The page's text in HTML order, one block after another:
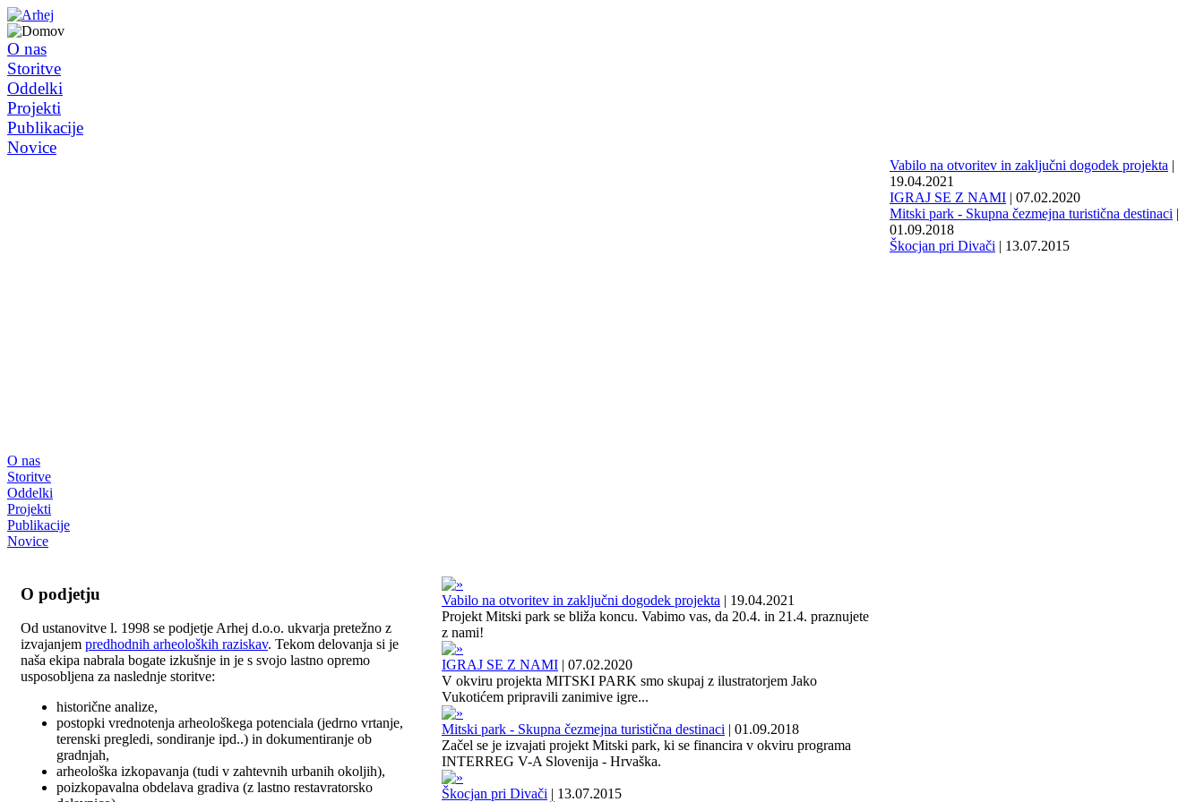
O nas
Storitve
Oddelki
Projekti
Publikacije
Novice
O nas
Storitve
Oddelki
Projekti
Publikacije
Novice
Vabilo na otvoritev in zaključni dogodek projekta |
19.04.2021
IGRAJ SE Z NAMI | 07.02.2020
Mitski park - Skupna čezmejna turistična destinaci |
01.09.2018
Škocjan pri Divači | 13.07.2015
O podjetju
Od ustanovitve l. 1998 se podjetje Arhej d.o.o. ukvarja pretežno z
izvajanjem predhodnih arheoloških raziskav. Tekom delovanja si je
naša ekipa nabrala bogate izkušnje in je s svojo lastno opremo
usposobljena za naslednje storitve:
historične analize,
postopki vrednotenja arheološkega potenciala (jedrno vrtanje,
terenski pregledi, sondiranje ipd..) in dokumentiranje ob
gradnjah,
arheološka izkopavanja (tudi v zahtevnih urbanih okoljih),
poizkopavalna obdelava gradiva (z lastno restavratorsko
Vabilo na otvoritev in zaključni dogodek projekta | 19.04.2021
Projekt Mitski park se bliža koncu. Vabimo vas, da 20.4. in 21.4. praznujete
z nami!
IGRAJ SE Z NAMI | 07.02.2020
V okviru projekta MITSKI PARK smo skupaj z ilustratorjem Jako
Vukotićem pripravili zanimive igre...
Mitski park - Skupna čezmejna turistična destinaci | 01.09.2018
Začel se je izvajati projekt Mitski park, ki se financira v okviru programa
INTERREG V-A Slovenija - Hrvaška.
Škocjan pri Divači | 13.07.2015